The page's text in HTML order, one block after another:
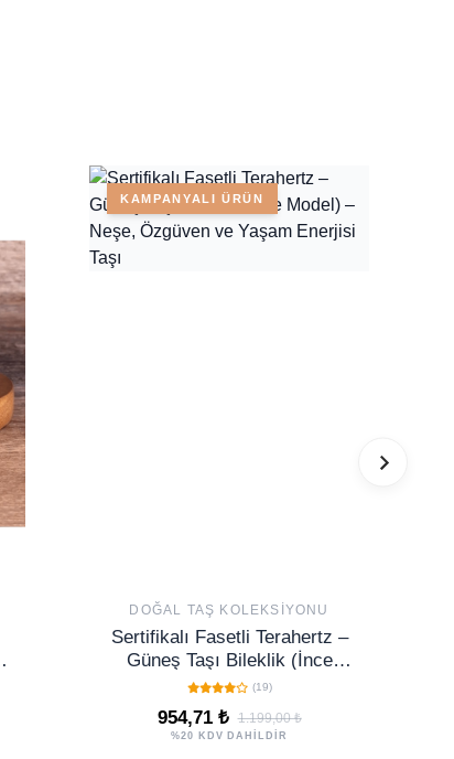
KAMPANYALI ÜRÜN
DOĞAL TAŞ KOLEKSIYONU
Sertifikalı Fasetli Terahertz –
Güneş Taşı Bileklik (İnce
Model) – Neşe, Özgüven ve
Yaşam Enerjisi Taşı
(19)
954,71 ₺ 1.199,00 ₺
%20 KDV DAHİLDİR